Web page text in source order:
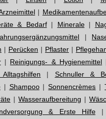
|
& Bedarf| Minerale|
|
| Perücken | Pflaster |
| Reinigungs- & Hygienemittel
| Schnuller &
| Shampoo|Sonnencrèmes |
| Wasseraufbereitung |
& Erste Hilfe|